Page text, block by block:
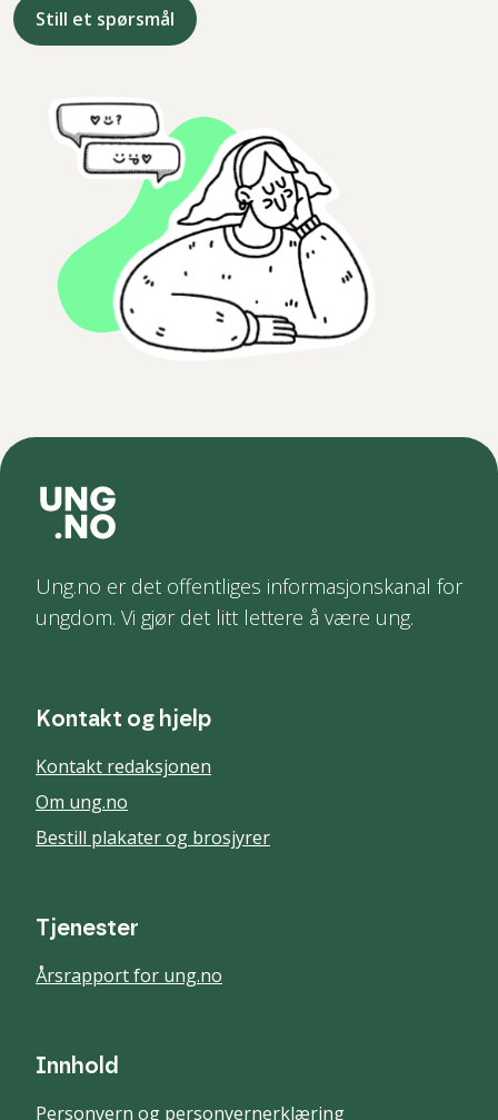
Still et spørsmål
Ung.no er det offentliges informasjonskanal for
ungdom. Vi gjør det litt lettere å være ung.
Kontakt og hjelp
Kontakt redaksjonen
Om ung.no
Bestill plakater og brosjyrer
Tjenester
Årsrapport for ung.no
Innhold
Personvern og personvernerklæring